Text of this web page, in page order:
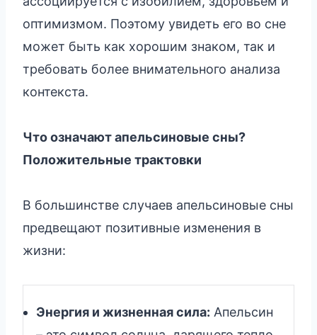
оптимизмом. Поэтому увидеть его во сне
может быть как хорошим знаком, так и
требовать более внимательного анализа
контекста.
Что означают апельсиновые сны?
Положительные трактовки
В большинстве случаев апельсиновые сны
предвещают позитивные изменения в
жизни:
Энергия и жизненная сила: Апельсин